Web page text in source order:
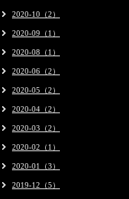
2020-10（2）
2020-09（1）
2020-08（1）
2020-06（2）
2020-05（2）
2020-04（2）
2020-03（2）
2020-02（1）
2020-01（3）
2019-12（5）